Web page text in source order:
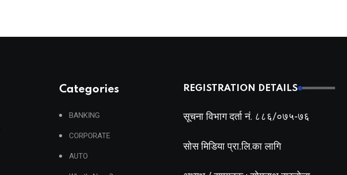
Categories
BANKING
CORPORATE
AUTO
REGISTRATION DETAILS
सूचना विभाग दर्ता नं. ८८६/०७५-७६
सोस मिडिया प्रा.लि.का लागि